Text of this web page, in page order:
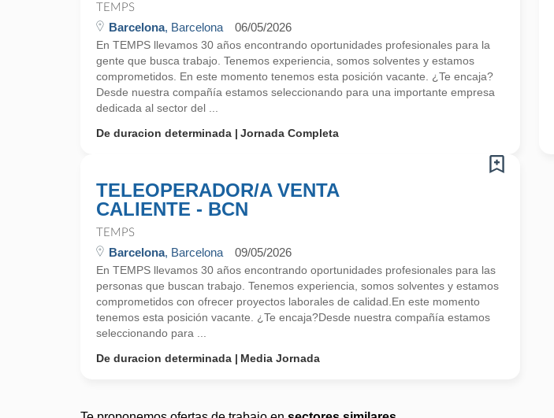
TEMPS
Barcelona, Barcelona 06/05/2026
En TEMPS llevamos 30 años encontrando oportunidades profesionales para la
gente que busca trabajo. Tenemos experiencia, somos solventes y estamos
comprometidos. En este momento tenemos esta posición vacante. ¿Te encaja?
Desde nuestra compañía estamos seleccionando para una importante empresa
dedicada al sector del ...
De duracion determinada
Jornada Completa
TELEOPERADOR/A VENTA
CALIENTE - BCN
TEMPS
Barcelona, Barcelona 09/05/2026
En TEMPS llevamos 30 años encontrando oportunidades profesionales para las
personas que buscan trabajo. Tenemos experiencia, somos solventes y estamos
comprometidos con ofrecer proyectos laborales de calidad.En este momento
tenemos esta posición vacante. ¿Te encaja?Desde nuestra compañía estamos
seleccionando para ...
De duracion determinada
Media Jornada